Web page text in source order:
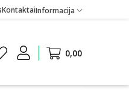
KontaktaiInformacija
0,00